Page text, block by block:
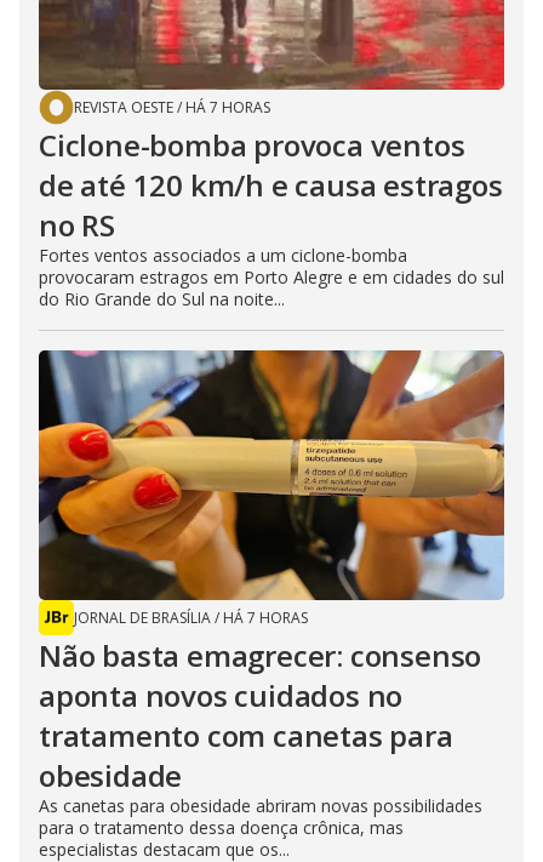
REVISTA OESTE/ HÁ 7 HORAS
Ciclone-bomba provoca ventos
de até 120 km/h e causa estragos
no RS
Fortes ventos associados a um ciclone-bomba
provocaram estragos em Porto Alegre e em cidades do sul
do Rio Grande do Sul na noite...
JORNAL DE BRASÍLIA/ HÁ 7 HORAS
Não basta emagrecer: consenso
aponta novos cuidados no
tratamento com canetas para
obesidade
As canetas para obesidade abriram novas possibilidades
para o tratamento dessa doença crônica, mas
especialistas destacam que os...